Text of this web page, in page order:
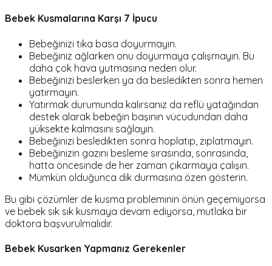
Bebek Kusmalarına Karşı 7 İpucu
Bebeğinizi tıka basa doyurmayın.
Bebeğiniz ağlarken onu doyurmaya çalışmayın. Bu
daha çok hava yutmasına neden olur.
Bebeğinizi beslerken ya da besledikten sonra hemen
yatırmayın.
Yatırmak durumunda kalırsanız da reflü yatağından
destek alarak bebeğin başının vücudundan daha
yüksekte kalmasını sağlayın.
Bebeğinizi besledikten sonra hoplatıp, zıplatmayın.
Bebeğinizin gazını besleme sırasında, sonrasında,
hatta öncesinde de her zaman çıkarmaya çalışın.
Mümkün olduğunca dik durmasına özen gösterin.
Bu gibi çözümler de kusma probleminin önün geçemiyorsa
ve bebek sık sık kusmaya devam ediyorsa, mutlaka bir
doktora başvurulmalıdır.
Bebek Kusarken Yapmanız Gerekenler